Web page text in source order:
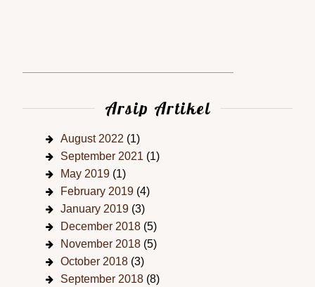
Arsip Artikel
August 2022 (1)
September 2021 (1)
May 2019 (1)
February 2019 (4)
January 2019 (3)
December 2018 (5)
November 2018 (5)
October 2018 (3)
September 2018 (8)